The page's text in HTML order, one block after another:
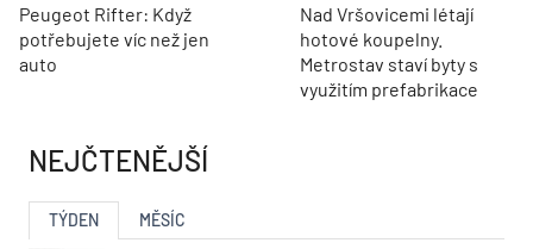
Peugeot Rifter: Když
potřebujete víc než jen
auto
Nad Vršovicemi létají
hotové koupelny.
Metrostav staví byty s
využitím prefabrikace
NEJČTENĚJŠÍ
TÝDEN MĚSÍC